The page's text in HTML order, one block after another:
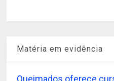
Matéria em evidência
Queimados oferece